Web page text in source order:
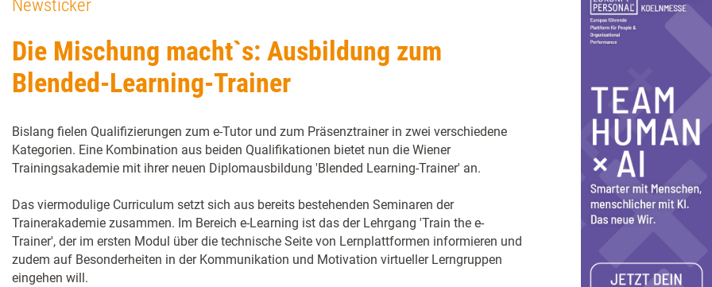
Newsticker
Die Mischung macht`s: Ausbildung zum
Blended-Learning-Trainer
Bislang fielen Qualifizierungen zum e-Tutor und zum Präsenztrainer in zwei verschiedene
Kategorien. Eine Kombination aus beiden Qualifikationen bietet nun die Wiener
Trainingsakademie mit ihrer neuen Diplomausbildung 'Blended Learning-Trainer' an.
Das viermodulige Curriculum setzt sich aus bereits bestehenden Seminaren der
Trainerakademie zusammen. Im Bereich e-Learning ist das der Lehrgang 'Train the e-
Trainer', der im ersten Modul über die technische Seite von Lernplattformen informieren und
zudem auf Besonderheiten in der Kommunikation und Motivation virtueller Lerngruppen
eingehen will.